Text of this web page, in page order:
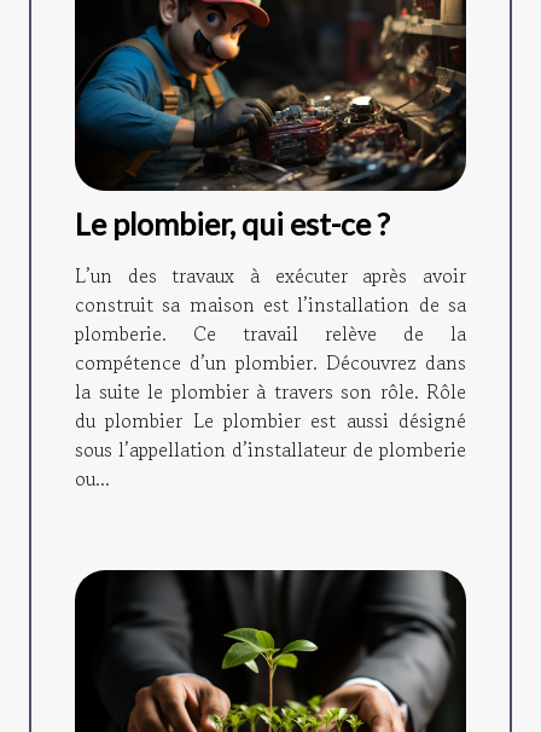
Le plombier, qui est-ce ?
L’un des travaux à exécuter après avoir
construit sa maison est l’installation de sa
plomberie. Ce travail relève de la
compétence d’un plombier. Découvrez dans
la suite le plombier à travers son rôle. Rôle
du plombier Le plombier est aussi désigné
sous l’appellation d’installateur de plomberie
ou...